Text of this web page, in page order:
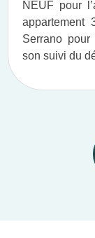
NEUF pour
appartement
Serrano
son suivi du